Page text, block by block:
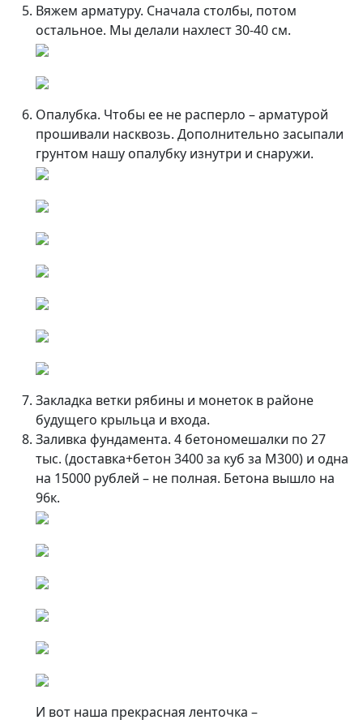
Вяжем арматуру. Сначала столбы, потом
остальное. Мы делали нахлест 30-40 см.
Опалубка. Чтобы ее не расперло – арматурой
прошивали насквозь. Дополнительно засыпали
грунтом нашу опалубку изнутри и снаружи.
Закладка ветки рябины и монеток в районе
будущего крыльца и входа.
Заливка фундамента. 4 бетономешалки по 27
тыс. (доставка+бетон 3400 за куб за М300) и одна
на 15000 рублей – не полная. Бетона вышло на
96к.
И вот наша прекрасная ленточка –